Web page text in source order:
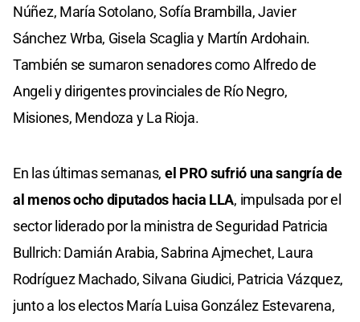
Núñez, María Sotolano, Sofía Brambilla, Javier
Sánchez Wrba, Gisela Scaglia y Martín Ardohain.
También se sumaron senadores como Alfredo de
Angeli y dirigentes provinciales de Río Negro,
Misiones, Mendoza y La Rioja.
En las últimas semanas, el PRO sufrió una sangría de
al menos ocho diputados hacia LLA, impulsada por el
sector liderado por la ministra de Seguridad Patricia
Bullrich: Damián Arabia, Sabrina Ajmechet, Laura
Rodríguez Machado, Silvana Giudici, Patricia Vázquez,
junto a los electos María Luisa González Estevarena,